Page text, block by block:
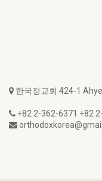
한국정교회 424-1
+82 2-362-6371 +82